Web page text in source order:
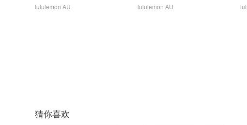
lululemon AU lululemon AU
猜你喜欢